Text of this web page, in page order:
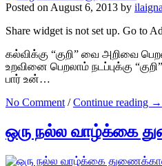
Posted on August 6, 2013 by
Share widget is not set up. Go to
கல்விக்கு “குறி” வை அறிவை
உறவினை பெறலாம் நடப்புக்கு
பார் உன்…
No Comment /Continue reading →
ஒரு நல்ல வாழ்க்கை